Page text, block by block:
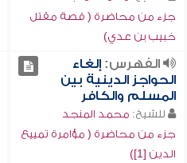
جزء من محاضرة ( قصة مقتل
خبيب بن عدي)
الفهرس:إلغاء
الحواجز الدينية بين
المسلم والكافر
للشيخ: محمد المنجد
جزء من محاضرة ( مؤامرة تمييع
الدين [1])